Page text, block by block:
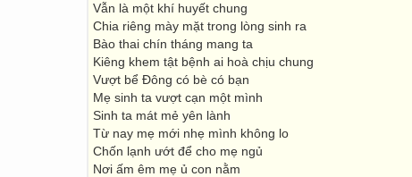
Vẫn là một khí huyết chung
Chia riêng mày mặt trong lòng sinh ra
Bào thai chín tháng mang ta
Kiêng khem tật bệnh ai hoà chịu chung
Vượt bể Đông có bè có bạn
Mẹ sinh ta vượt cạn một mình
Sinh ta mát mẻ yên lành
Từ nay mẹ mới nhẹ mình không lo
Chốn lạnh ướt để cho mẹ ngủ
Nơi ấm êm mẹ ủ con nằm